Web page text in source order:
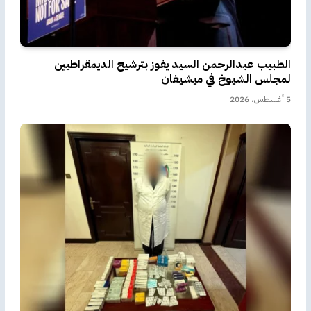
الطبيب عبدالرحمن السيد يفوز بترشيح الديمقراطيين
لمجلس الشيوخ في ميشيغان
5 أغسطس، 2026